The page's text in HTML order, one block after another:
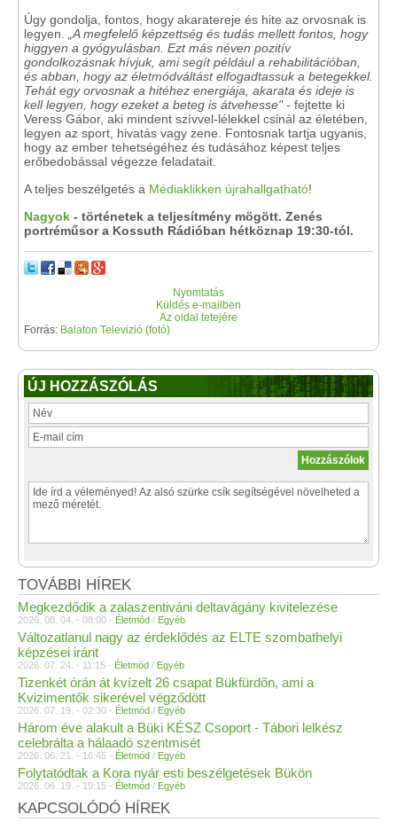
Úgy gondolja, fontos, hogy akaratereje és hite az orvosnak is
legyen.
„A megfelelő képzettség és tudás mellett fontos, hogy
higgyen a gyógyulásban. Ezt más néven pozitív
gondolkozásnak hívjuk, ami segít például a rehabilitációban,
és abban, hogy az életmódváltást elfogadtassuk a betegekkel.
Tehát egy orvosnak a hitéhez energiája, akarata és ideje is
kell legyen, hogy ezeket a beteg is átvehesse"- fejtette ki
Veress Gábor, aki mindent szívvel-lélekkel csinál az életében,
legyen az sport, hivatás vagy zene. Fontosnak tartja ugyanis,
hogy az ember tehetségéhez és tudásához képest teljes
erőbedobással végezze feladatait.
A teljes beszélgetés a Médiaklikken újrahallgatható!
Nagyok - történetek a teljesítmény mögött. Zenés
portréműsor a Kossuth Rádióban hétköznap 19:30-tól.
Nyomtatás
Küldés e-mailben
Az oldal tetejére
Forrás: Balaton Televizió (fotó)
ÚJ HOZZÁSZÓLÁS
TOVÁBBI HÍREK
Megkezdődik a zalaszentiváni deltavágány kivitelezése
2026. 08. 04. - 08:00 - Életmód / Egyéb
Változatlanul nagy az érdeklődés az ELTE szombathelyi
képzései iránt
2026. 07. 24. - 11:15 - Életmód / Egyéb
Tizenkét órán át kvízelt 26 csapat Bükfürdőn, ami a
Kvizimentők sikerével végződött
2026. 07. 19. - 02:30 - Életmód / Egyéb
Három éve alakult a Büki KÉSZ Csoport - Tábori lelkész
celebrálta a hálaadó szentmisét
2026. 06. 21. - 16:45 - Életmód / Egyéb
Folytatódtak a Kora nyár esti beszélgetések Bükön
2026. 06. 19. - 19:15 - Életmód / Egyéb
KAPCSOLÓDÓ HÍREK